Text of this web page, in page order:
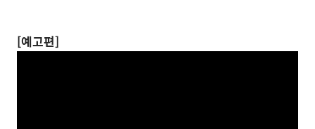
[예고편]